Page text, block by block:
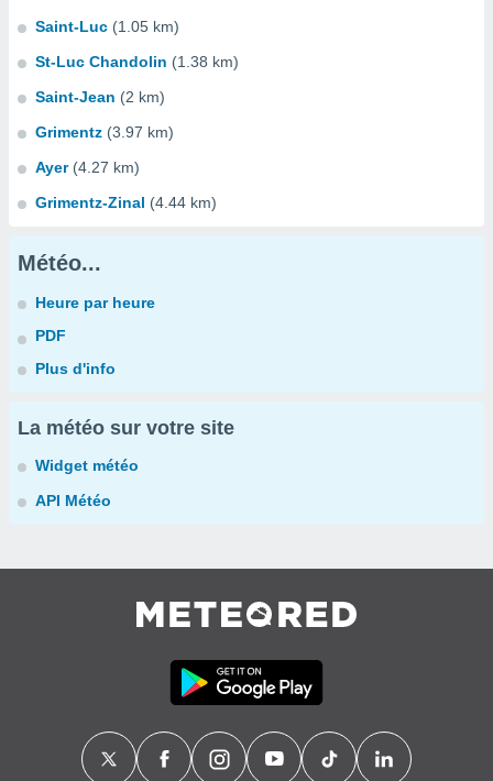
Saint-Luc (1.05 km)
St-Luc Chandolin (1.38 km)
Saint-Jean (2 km)
Grimentz (3.97 km)
Ayer (4.27 km)
Grimentz-Zinal (4.44 km)
Météo...
Heure par heure
PDF
Plus d'info
La météo sur votre site
Widget météo
API Météo